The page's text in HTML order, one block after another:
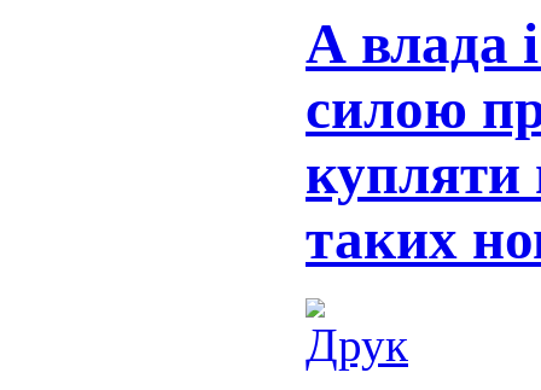
А влада
силою
таких